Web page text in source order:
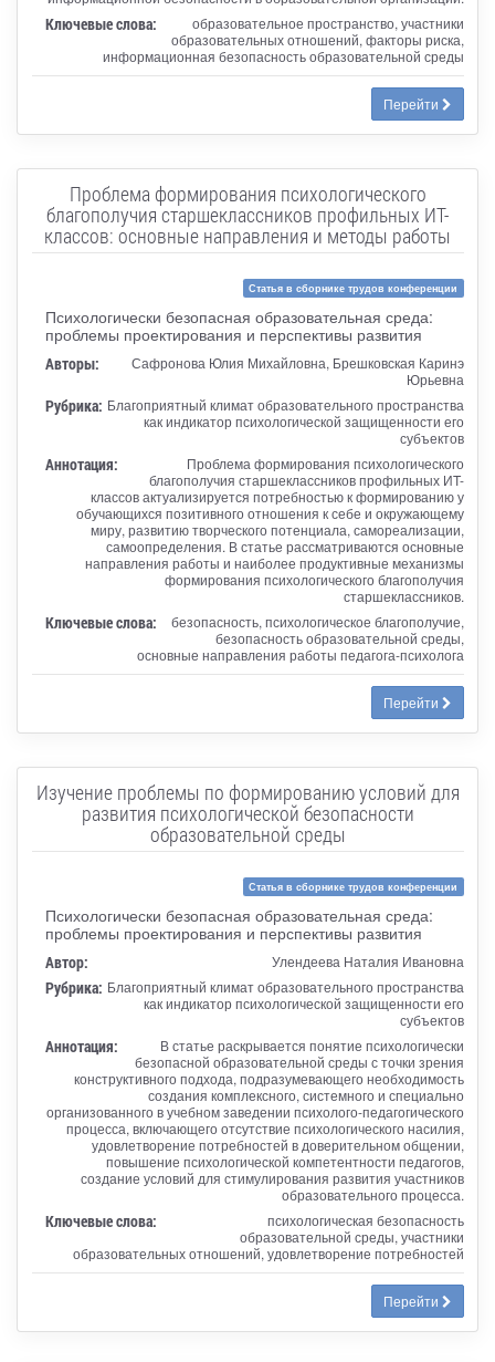
Ключевые слова:
образовательное пространство, участники
образовательных отношений, факторы риска,
информационная безопасность образовательной среды
Перейти
Проблема формирования психологического
благополучия старшеклассников профильных ИТ-
классов: основные направления и методы работы
Статья в сборнике трудов конференции
Психологически безопасная образовательная среда:
проблемы проектирования и перспективы развития
Авторы:
Сафронова Юлия Михайловна, Брешковская Каринэ
Юрьевна
Рубрика: Благоприятный климат образовательного пространства
как индикатор психологической защищенности его
субъектов
Аннотация:
Проблема формирования психологического
благополучия старшеклассников профильных ИT-
классов актуализируется потребностью к формированию у
обучающихся позитивного отношения к себе и окружающему
миру, развитию творческого потенциала, самореализации,
самоопределения. В статье рассматриваются основные
направления работы и наиболее продуктивные механизмы
формирования психологического благополучия
старшеклассников.
Ключевые слова:
безопасность, психологическое благополучие,
безопасность образовательной среды,
основные направления работы педагога-психолога
Перейти
Изучение проблемы по формированию условий для
развития психологической безопасности
образовательной среды
Статья в сборнике трудов конференции
Психологически безопасная образовательная среда:
проблемы проектирования и перспективы развития
Автор: Улендеева Наталия Ивановна
Рубрика: Благоприятный климат образовательного пространства
как индикатор психологической защищенности его
субъектов
Аннотация:
В статье раскрывается понятие психологически
безопасной образовательной среды с точки зрения
конструктивного подхода, подразумевающего необходимость
создания комплексного, системного и специально
организованного в учебном заведении психолого-педагогического
процесса, включающего отсутствие психологического насилия,
удовлетворение потребностей в доверительном общении,
повышение психологической компетентности педагогов,
создание условий для стимулирования развития участников
образовательного процесса.
Ключевые слова:
психологическая безопасность
образовательной среды, участники
образовательных отношений, удовлетворение потребностей
Перейти